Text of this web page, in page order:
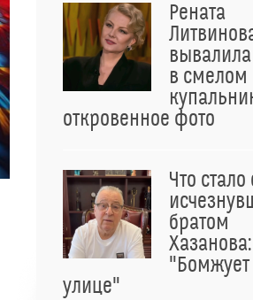
Рената
в смелом
откровенное фото
Что стало
братом
Хазанова:
улице"